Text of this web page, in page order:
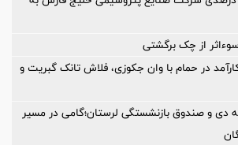
در حمام با وان جکوزی، فلاش تانک گبریت و
دی و صندوق بازنشستگی لرستان؛گامی در مسیر